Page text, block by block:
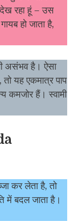
रहा हूं – उस
हो जाता है,
असंभव है। ऐसा
तो यह एकमात्र पाप
कमजोर हैं। स्वामी
कर लेता है, तो
में बदल जाता है।